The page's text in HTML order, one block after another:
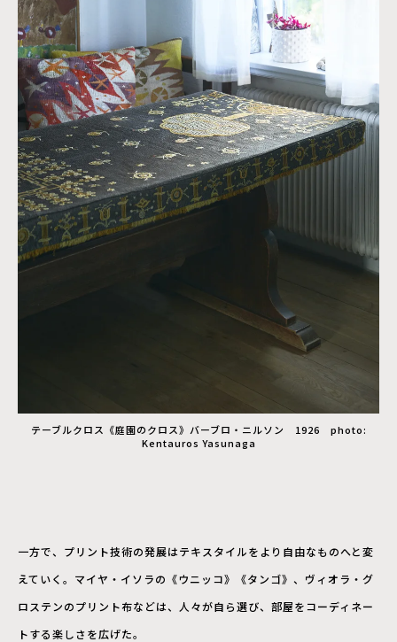
テーブルクロス《庭園のクロス》バーブロ・ニルソン 1926 photo:
Kentauros Yasunaga
一方で、プリント技術の発展はテキスタイルをより自由なものへと変
えていく。マイヤ・イソラの《ウニッコ》《タンゴ》、ヴィオラ・グ
ロステンのプリント布などは、人々が自ら選び、部屋をコーディネー
トする楽しさを広げた。